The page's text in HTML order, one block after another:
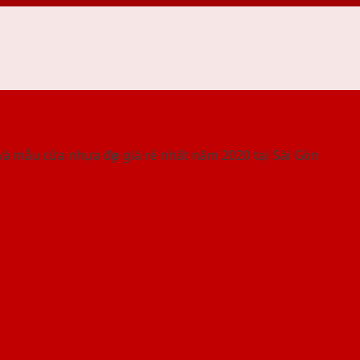
mẫu cửa nhựa đẹp giá rẻ nhất năm 2020 tại Sài Gòn